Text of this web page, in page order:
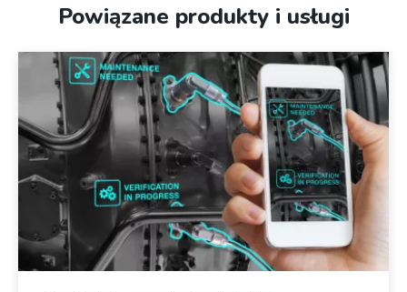
Powiązane produkty i usługi